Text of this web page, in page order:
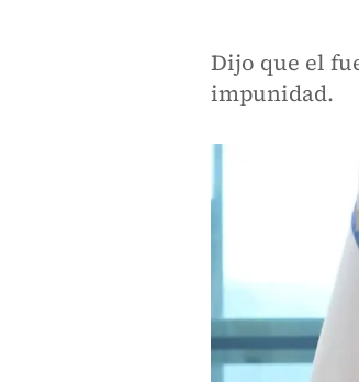
Dijo que el
impunidad.